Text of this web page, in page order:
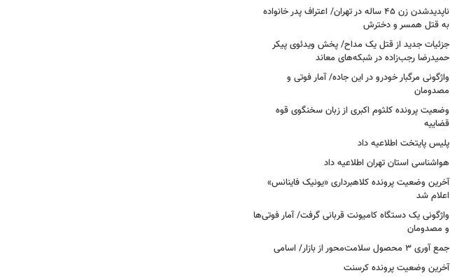
ناپدیدشدن زن ۴۵ ساله در تهران/ اعتراف پدر خانواده
به قتل همسر و دخترش
جزئیات جدید از قتل یک مداح/ پخش ویدئوی پیکر
حمیدرضا رجب‌زاده در شبکه‌های معاند
واژگونی مرگبار خودرو در این جاده/ آمار فوتی و
مصدومان
وضعیت پرونده کلثوم اکبری از زبان سخنگوی قوه
قضاییه
پلیس پایتخت اطلاعیه داد
هواشناسی استان تهران اطلاعیه داد
آخرین وضعیت پرونده کلاهبرداری «یونیک فاینانس»
اعلام شد
واژگونی یک دستگاه کامیونت قربانی گرفت/ آمار فوتی‌ها
و مصدومان
جمع آوری ۳ محصول سلامت‌محور از بازار/ اسامی
آخرین وضعیت پرونده کرسنت